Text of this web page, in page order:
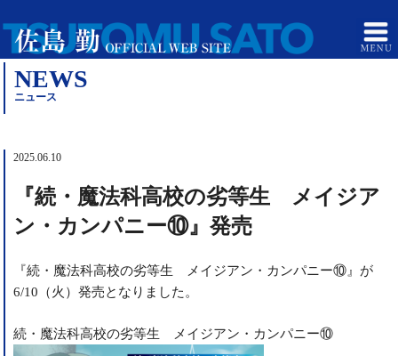
NEWS
ニュース
2025.06.10
『続・魔法科高校の劣等生 メイジア
ン・カンパニー⑩』発売
『続・魔法科高校の劣等生 メイジアン・カンパニー⑩』が
6/10（火）発売となりました。
続・魔法科高校の劣等生 メイジアン・カンパニー⑩